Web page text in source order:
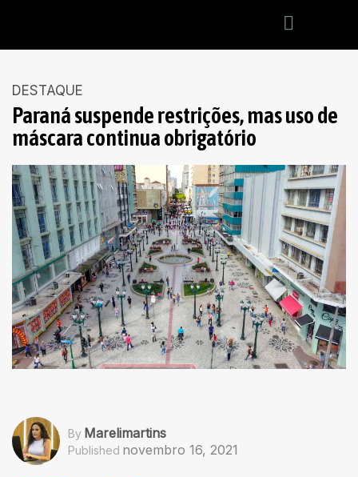
DESTAQUE
Paraná suspende restrições, mas uso de
máscara continua obrigatório
By Marelimartins
Published novembro 16, 2021